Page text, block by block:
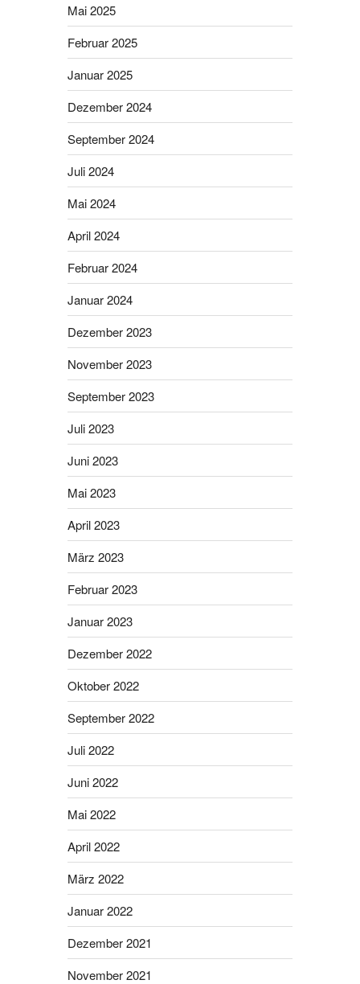
Mai 2025
Februar 2025
Januar 2025
Dezember 2024
September 2024
Juli 2024
Mai 2024
April 2024
Februar 2024
Januar 2024
Dezember 2023
November 2023
September 2023
Juli 2023
Juni 2023
Mai 2023
April 2023
März 2023
Februar 2023
Januar 2023
Dezember 2022
Oktober 2022
September 2022
Juli 2022
Juni 2022
Mai 2022
April 2022
März 2022
Januar 2022
Dezember 2021
November 2021